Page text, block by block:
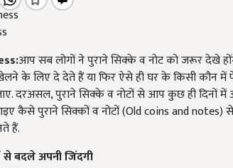
आप सब लोगों ने पुराने सिक्के व नोट को जरूर देखे
के लिए दे देते हैं या फिर ऐसे ही घर के किसी कौन
दरअसल, पुराने सिक्के व नोटों से आप कुछ ही दिनों
कैसे पुराने सिक्कों व नोटों (Old coins and
हैं.
से बदले अपनी जिंदगी